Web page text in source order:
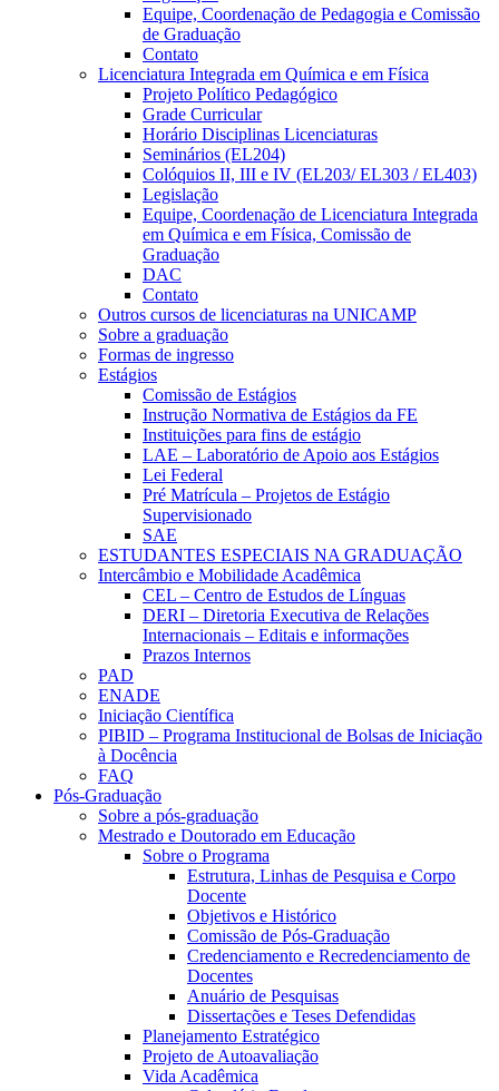
Equipe, Coordenação de Pedagogia e Comissão
de Graduação
Contato
Licenciatura Integrada em Química e em Física
Projeto Político Pedagógico
Grade Curricular
Horário Disciplinas Licenciaturas
Seminários (EL204)
Colóquios II, III e IV (EL203/ EL303 / EL403)
Legislação
Equipe, Coordenação de Licenciatura Integrada
em Química e em Física, Comissão de
Graduação
DAC
Contato
Outros cursos de licenciaturas na UNICAMP
Sobre a graduação
Formas de ingresso
Estágios
Comissão de Estágios
Instrução Normativa de Estágios da FE
Instituições para fins de estágio
LAE – Laboratório de Apoio aos Estágios
Lei Federal
Pré Matrícula – Projetos de Estágio
Supervisionado
SAE
ESTUDANTES ESPECIAIS NA GRADUAÇÃO
Intercâmbio e Mobilidade Acadêmica
CEL – Centro de Estudos de Línguas
DERI – Diretoria Executiva de Relações
Internacionais – Editais e informações
Prazos Internos
PAD
ENADE
Iniciação Científica
PIBID – Programa Institucional de Bolsas de Iniciação
à Docência
FAQ
Pós-Graduação
Sobre a pós-graduação
Mestrado e Doutorado em Educação
Sobre o Programa
Estrutura, Linhas de Pesquisa e Corpo
Docente
Objetivos e Histórico
Comissão de Pós-Graduação
Credenciamento e Recredenciamento de
Docentes
Anuário de Pesquisas
Dissertações e Teses Defendidas
Planejamento Estratégico
Projeto de Autoavaliação
Vida Acadêmica